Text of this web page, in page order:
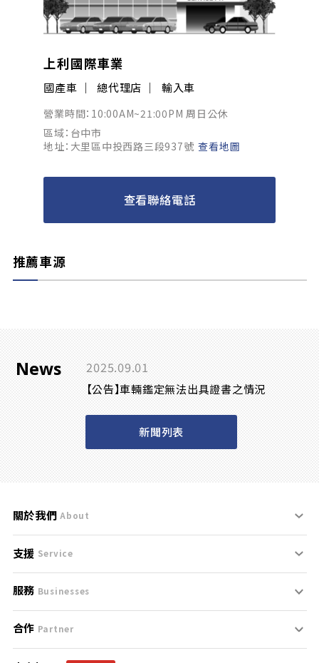
上利國際車業
國產車 總代理店 輸入車
營業時間：10:00AM~21:00PM 周日公休
區域：台中市
地址：大里區中投西路三段937號 查看地圖
查看聯絡電話
推薦車源
News 2025.09.01
【公告】車輛鑑定無法出具證書之情況
新聞列表
關於我們 About
刊登規範
服務條款
免責聲明
支援 Service
支援中心
聯絡我們
服務 Businesses
什麼是Goo鑑定？
合作 Partner